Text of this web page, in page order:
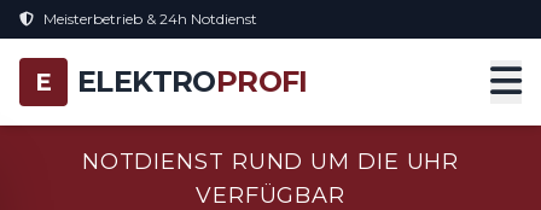
Meisterbetrieb & 24h Notdienst
E ELEKTROPROFI
NOTDIENST RUND UM DIE UHR
VERFÜGBAR